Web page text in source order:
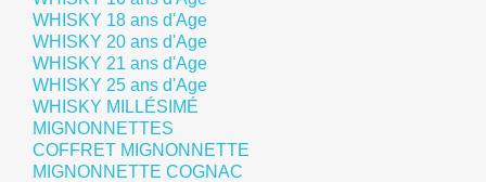
WHISKY 18 ans d'Age
WHISKY 20 ans d'Age
WHISKY 21 ans d'Age
WHISKY 25 ans d'Age
WHISKY MILLÉSIMÉ
MIGNONNETTES
COFFRET MIGNONNETTE
MIGNONNETTE COGNAC